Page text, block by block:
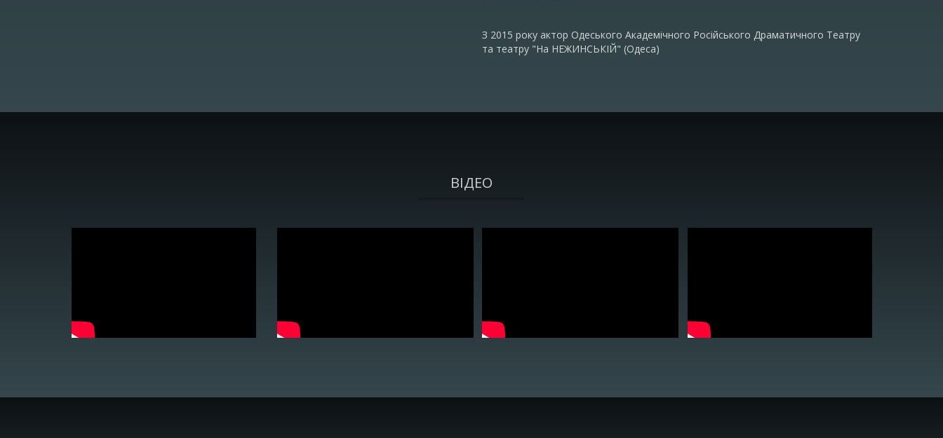
З 2015 року актор Одеського Академічного Російського Драматичного Театру
та театру "На НЕЖИНСЬКІЙ" (Одеса)
ВІДЕО